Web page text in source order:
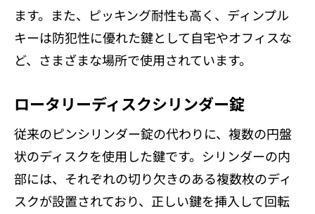
ます。また、ピッキング耐性も高く、ディンプル
キーは防犯性に優れた鍵として自宅やオフィスな
ど、さまざまな場所で使用されています。
ロータリーディスクシリンダー錠
従来のピンシリンダー錠の代わりに、複数の円盤
状のディスクを使用した鍵です。シリンダーの内
部には、それぞれの切り欠きのある複数枚のディ
スクが設置されており、正しい鍵を挿入して回転